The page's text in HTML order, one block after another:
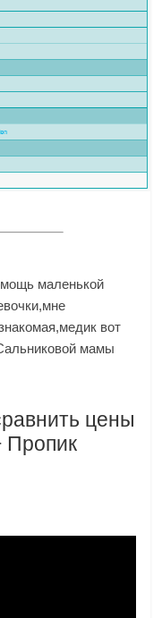
маленькой
вот
мамы
цены
Пропик